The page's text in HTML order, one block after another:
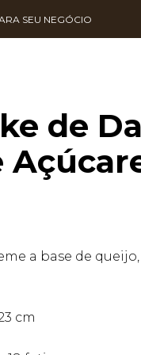
SEU NEGÓCIO
de
a base de
cm